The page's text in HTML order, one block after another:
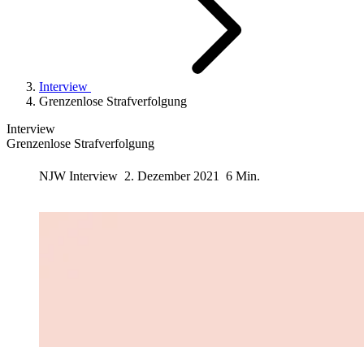
Interview
Grenzenlose Strafverfolgung
Interview
Grenzenlose Strafverfolgung
NJW Interview 2. Dezember 2021 6 Min.